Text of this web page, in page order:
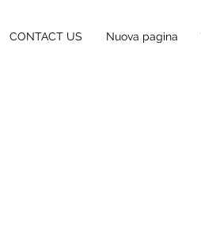
CONTACT US Nuova pagina